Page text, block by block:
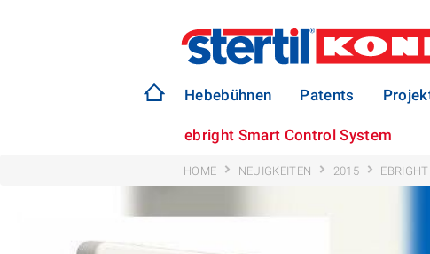
Hebebühnen Patents
ebright Smart Control System
HOME NEUIGKEITEN 2015